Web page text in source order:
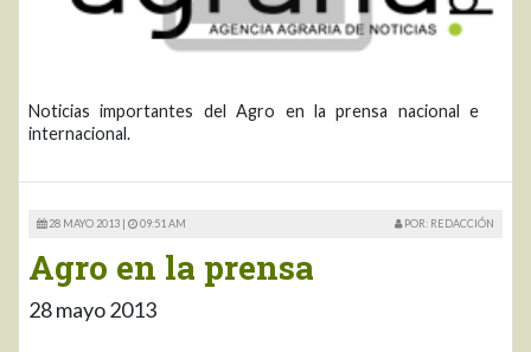
Noticias importantes del Agro en la prensa nacional e
internacional.
28 MAYO 2013 | 09:51 AM POR: REDACCIÓN
Agro en la prensa
28 mayo 2013